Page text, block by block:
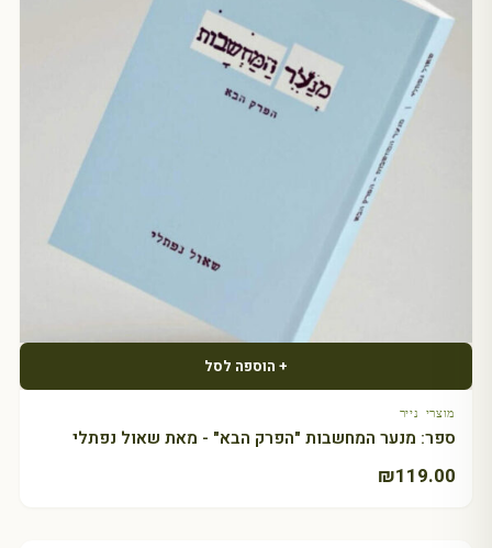
+ הוספה לסל
מוצרי נייר
ספר: מנער המחשבות "הפרק הבא" - מאת שאול נפתלי
₪119.00